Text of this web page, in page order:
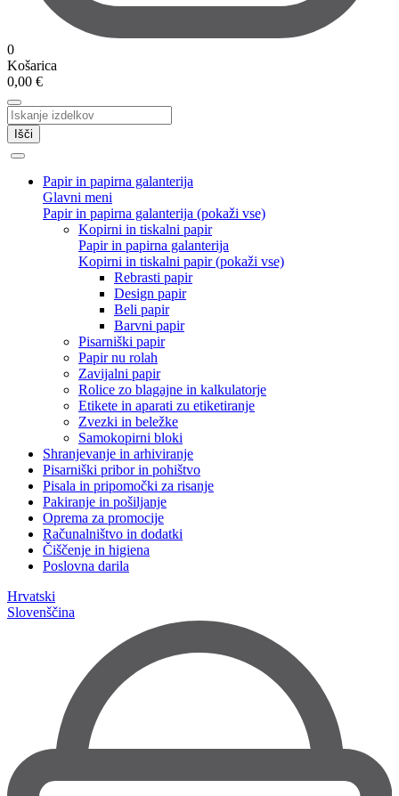
0
Košarica
0,00 €
Išči
Papir in papirna galanterija
Glavni meni
Papir in papirna galanterija (pokaži vse)
Kopirni in tiskalni papir
Papir in papirna galanterija
Kopirni in tiskalni papir (pokaži vse)
Rebrasti papir
Design papir
Beli papir
Barvni papir
Pisarniški papir
Papir nu rolah
Zavijalni papir
Rolice zo blagajne in kalkulatorje
Etikete in aparati zu etiketiranje
Zvezki in beležke
Samokopirni bloki
Shranjevanje in arhiviranje
Pisarniški pribor in pohištvo
Pisala in pripomočki za risanje
Pakiranje in pošiljanje
Oprema za promocije
Računalništvo in dodatki
Čiščenje in higiena
Poslovna darila
Hrvatski
Slovenščina